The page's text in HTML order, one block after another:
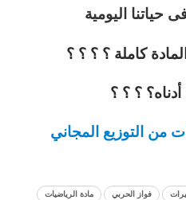
حياتنا اليومية
كاملة ؟ ؟ ؟ ؟
؟ ؟ ؟
من التوزيع المجاني
فواز الحربي مادة الرياضيات